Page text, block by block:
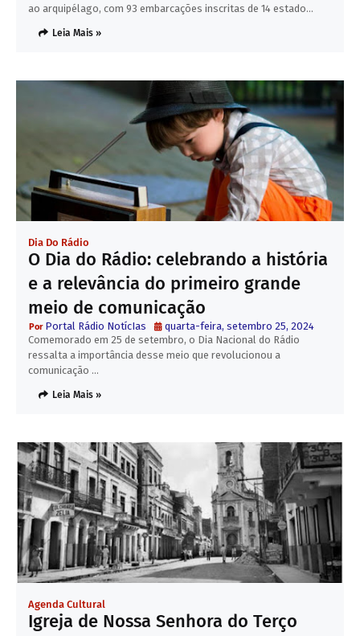
ao arquipélago, com 93 embarcações inscritas de 14 estado…
Leia Mais »
Dia Do Rádio
O Dia do Rádio: celebrando a história
e a relevância do primeiro grande
meio de comunicação
Portal Rádio NotícIas
quarta-feira, setembro 25, 2024
Comemorado em 25 de setembro, o Dia Nacional do Rádio
ressalta a importância desse meio que revolucionou a
comunicação …
Leia Mais »
Agenda Cultural
Igreja de Nossa Senhora do Terço